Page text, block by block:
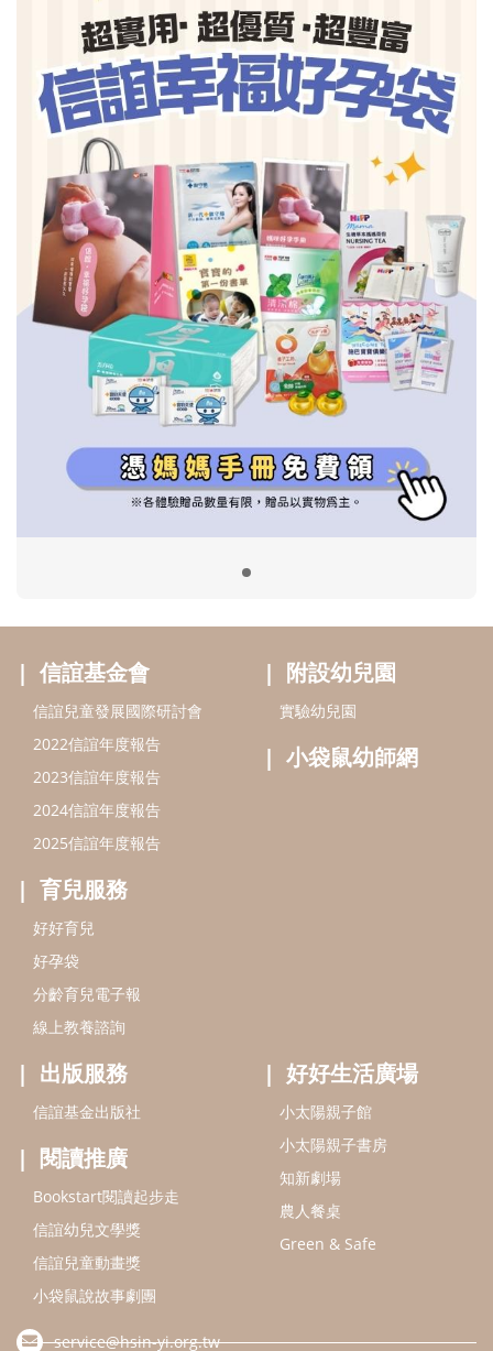
信誼基金會
2022信誼年度報告
2023信誼年度報告
2024信誼年度報告
好孕袋
分齡育兒電子報
線上教養諮詢
附設幼兒園
小袋鼠幼師網
出版服務
信誼基金出版社
閱讀推廣
Bookstart閱讀起步走
信誼幼兒文學獎
信誼兒童動畫獎
小袋鼠說故事劇團
service@hsin-yi.org.tw
信誼好好育兒
小太陽親子書房
(02)2396-5305轉2345 (週一～週五 9:00～18:00)
認識信誼 合作洽談 智慧財產權聲明
本網站建議使用IE9(含以上)或 Google Chrome 版本瀏覽器
信誼基金會/上誼文化實業股份有限公司 版權所有 ©